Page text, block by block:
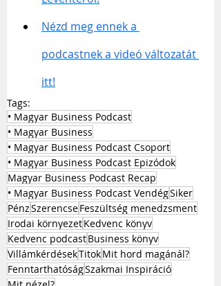
Nézd meg ennek a
podcastnek a videó változatát
itt!
Tags:
• Magyar Business Podcast
• Magyar Business
• Magyar Business Podcast Csoport
• Magyar Business Podcast Epizódok
Magyar Business Podcast Recap
• Magyar Business Podcast VendégSiker
PénzSzerencseFeszültség menedzsment
Irodai környezetKedvenc könyv
Kedvenc podcastBusiness könyv
VillámkérdésekTitokMit hord magánál?
FenntarthatóságSzakmai Inspiráció